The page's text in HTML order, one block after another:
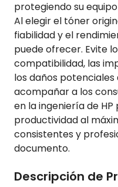
protegiendo su
Al elegir el tóner
fiabilidad y el
puede ofrecer. Evite
compatibilidad, las
los daños potenciales
acompañar a los
en la ingeniería de
productividad al
consistentes y
documento.
Descripción de